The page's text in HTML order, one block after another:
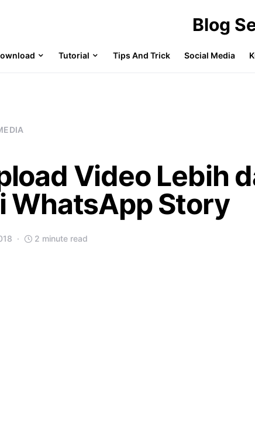
Blog
Tutorial Tips And Trick Social Media
Video Lebih
WhatsApp Story
2 minute read